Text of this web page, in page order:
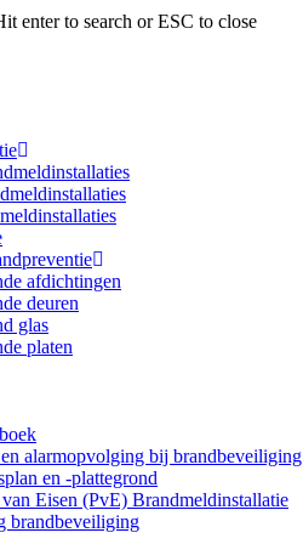
enter to search or ESC to close
afdichtingen
deuren
glas
platen
alarmopvolging bij brandbeveiliging
en -plattegrond
Eisen (PvE) Brandmeldinstallatie
brandbeveiliging